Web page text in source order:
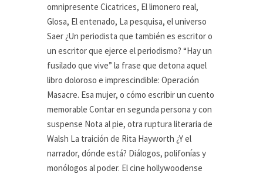
omnipresente Cicatrices, El limonero real,
Glosa, El entenado, La pesquisa, el universo
Saer ¿Un periodista que también es escritor o
un escritor que ejerce el periodismo? “Hay un
fusilado que vive” la frase que detona aquel
libro doloroso e imprescindible: Operación
Masacre. Esa mujer, o cómo escribir un cuento
memorable Contar en segunda persona y con
suspense Nota al pie, otra ruptura literaria de
Walsh La traición de Rita Hayworth ¿Y el
narrador, dónde está? Diálogos, polifonías y
monólogos al poder. El cine hollywoodense